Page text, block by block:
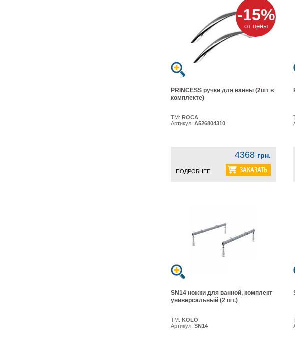
-15%
от цены
PRINCESS ручки для ванны (2шт в
комплекте)
ТМ: ROCA
Артикул: A526804310
ПОДРОБНЕЕ
4368 грн.
SN14 ножки для ванной, комплект
универсальный (2 шт.)
ТМ: KOLO
Артикул: SN14